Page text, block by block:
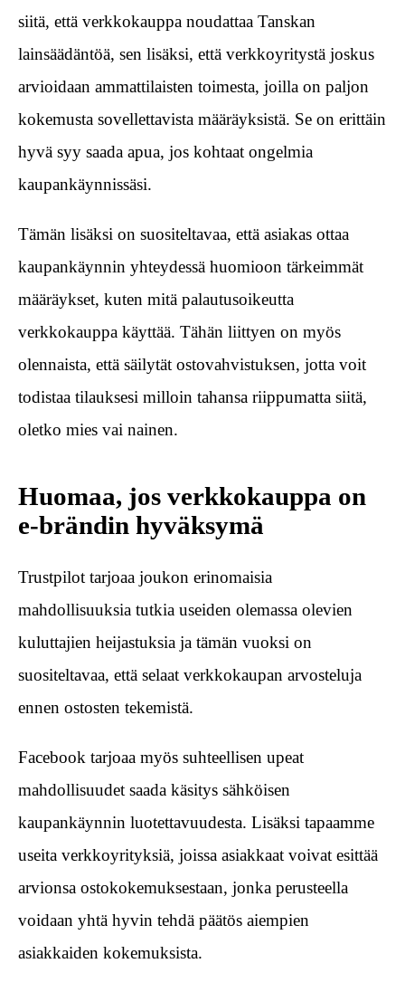
siitä, että verkkokauppa noudattaa Tanskan
lainsäädäntöä, sen lisäksi, että verkkoyritystä joskus
arvioidaan ammattilaisten toimesta, joilla on paljon
kokemusta sovellettavista määräyksistä. Se on erittäin
hyvä syy saada apua, jos kohtaat ongelmia
kaupankäynnissäsi.
Tämän lisäksi on suositeltavaa, että asiakas ottaa
kaupankäynnin yhteydessä huomioon tärkeimmät
määräykset, kuten mitä palautusoikeutta
verkkokauppa käyttää. Tähän liittyen on myös
olennaista, että säilytät ostovahvistuksen, jotta voit
todistaa tilauksesi milloin tahansa riippumatta siitä,
oletko mies vai nainen.
Huomaa, jos verkkokauppa on
e-brändin hyväksymä
Trustpilot tarjoaa joukon erinomaisia
mahdollisuuksia tutkia useiden olemassa olevien
kuluttajien heijastuksia ja tämän vuoksi on
suositeltavaa, että selaat verkkokaupan arvosteluja
ennen ostosten tekemistä.
Facebook tarjoaa myös suhteellisen upeat
mahdollisuudet saada käsitys sähköisen
kaupankäynnin luotettavuudesta. Lisäksi tapaamme
useita verkkoyrityksiä, joissa asiakkaat voivat esittää
arvionsa ostokokemuksestaan, jonka perusteella
voidaan yhtä hyvin tehdä päätös aiempien
asiakkaiden kokemuksista.